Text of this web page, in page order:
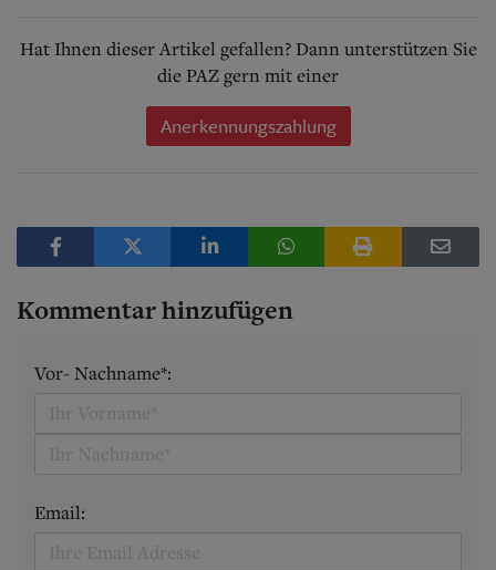
Hat Ihnen dieser Artikel gefallen? Dann unterstützen Sie
die PAZ gern mit einer
Anerkennungszahlung
Kommentar hinzufügen
Vor- Nachname*:
Email: